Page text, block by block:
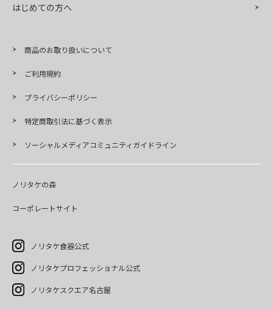
はじめての方へ
商品のお取り扱いについて
ご利用規約
プライバシーポリシー
特定商取引法に基づく表示
ソーシャルメディアコミュニティガイドライン
ノリタケの森
コーポレートサイト
ノリタケ食器公式
ノリタケプロフェッショナル公式
ノリタケスクエア名古屋